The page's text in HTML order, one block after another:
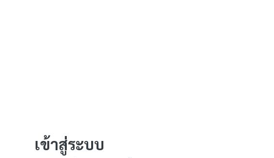
เข้าสู่ระบบ